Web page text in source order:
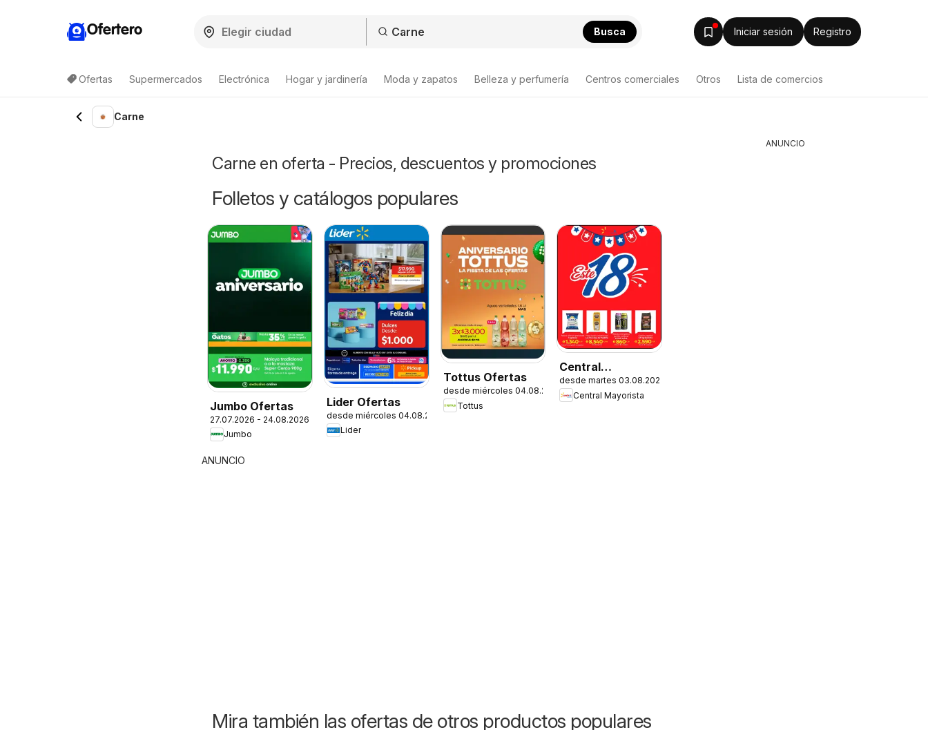
Ofertero Busca Iniciar sesión Registro
Ofertas Supermercados Electrónica Hogar y jardinería Moda y zapatos Belleza y perfumería Centros comerciales Otros Lista de comercios
Lista de productos
Carne
Carne en oferta - Precios, descuentos y promociones
Folletos y catálogos populares
Jumbo Ofertas
27.07.2026 - 24.08.2026
Jumbo
Lider Ofertas
desde miércoles 04.08.2026
Lider
Tottus Ofertas
desde miércoles 04.08.2026
Tottus
Central
Mayorista
Ofertas
desde martes 03.08.2026
Central Mayorista
ANUNCIO
Mira también las ofertas de otros productos populares
ANUNCIO